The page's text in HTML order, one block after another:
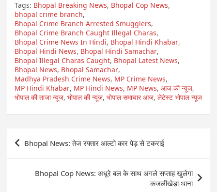
Tags: Bhopal Breaking News, Bhopal Cop News,
bhopal crime branch,
Bhopal Crime Branch Arrested Smugglers,
Bhopal Crime Branch Caught Illegal Charas,
Bhopal Crime News In Hindi, Bhopal Hindi Khabar,
Bhopal Hindi News, Bhopal Hindi Samachar,
Bhopal Illegal Charas Caught, Bhopal Latest News,
Bhopal News, Bhopal Samachar,
Madhya Pradesh Crime News, MP Crime News,
MP Hindi Khabar, MP Hindi News, MP News, आज की न्यूज,
भोपाल की ताजा न्यूज, भोपाल की न्यूज, भोपाल समाचार आज, लेटेस्ट भोपाल न्यूज
Post
navigation
Bhopal News: तेज रफ्तार आल्टो कार पेड़ से टकराई
Bhopal Cop News: अधूरे बल के साथ अगले सप्ताह खुलेगा
कजलीखेड़ा थाना